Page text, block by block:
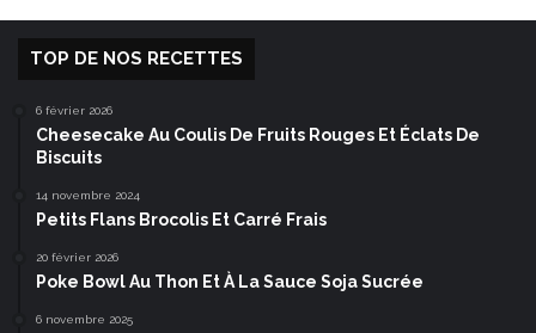
TOP DE NOS RECETTES
6 février 2026
Cheesecake Au Coulis De Fruits Rouges Et Éclats De
Biscuits
14 novembre 2024
Petits Flans Brocolis Et Carré Frais
20 février 2026
Poke Bowl Au Thon Et À La Sauce Soja Sucrée
6 novembre 2025